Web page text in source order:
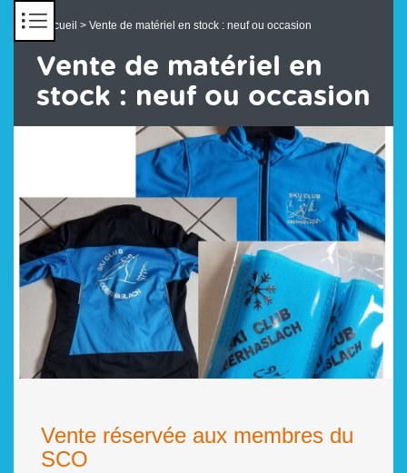
Accueil > Vente de matériel en stock : neuf ou occasion
Vente de matériel en
stock : neuf ou occasion
Vente réservée aux membres du
SCO